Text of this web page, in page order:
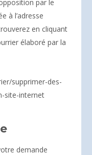
par le
à l’adresse
en cliquant
élaboré par la
supprimer-des-
site-internet
demande